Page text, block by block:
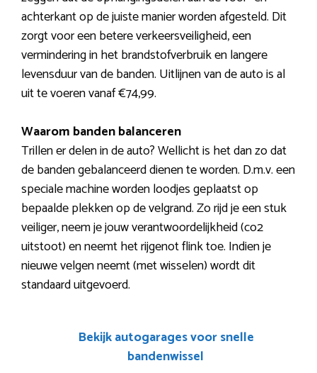
achterkant op de juiste manier worden afgesteld. Dit
zorgt voor een betere verkeersveiligheid, een
vermindering in het brandstofverbruik en langere
levensduur van de banden. Uitlijnen van de auto is al
uit te voeren vanaf €74,99.
Waarom banden balanceren
Trillen er delen in de auto? Wellicht is het dan zo dat
de banden gebalanceerd dienen te worden. D.m.v. een
speciale machine worden loodjes geplaatst op
bepaalde plekken op de velgrand. Zo rijd je een stuk
veiliger, neem je jouw verantwoordelijkheid (co2
uitstoot) en neemt het rijgenot flink toe. Indien je
nieuwe velgen neemt (met wisselen) wordt dit
standaard uitgevoerd.
Bekijk autogarages voor snelle
bandenwissel